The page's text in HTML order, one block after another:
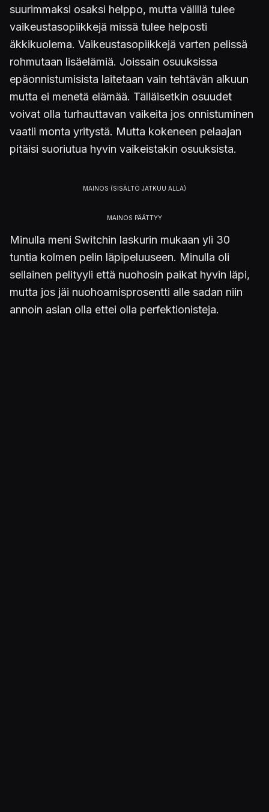
suurimmaksi osaksi helppo, mutta välillä tulee
vaikeustasopiikkejä missä tulee helposti
äkkikuolema. Vaikeustasopiikkejä varten pelissä
rohmutaan lisäelämiä. Joissain osuuksissa
epäonnistumisista laitetaan vain tehtävän alkuun
mutta ei menetä elämää. Tälläisetkin osuudet
voivat olla turhauttavan vaikeita jos onnistuminen
vaatii monta yritystä. Mutta kokeneen pelaajan
pitäisi suoriutua hyvin vaikeistakin osuuksista.
Minulla meni Switchin laskurin mukaan yli 30
tuntia kolmen pelin läpipeluuseen. Minulla oli
sellainen pelityyli että nuohosin paikat hyvin läpi,
mutta jos jäi nuohoamisprosentti alle sadan niin
annoin asian olla ettei olla perfektionisteja.